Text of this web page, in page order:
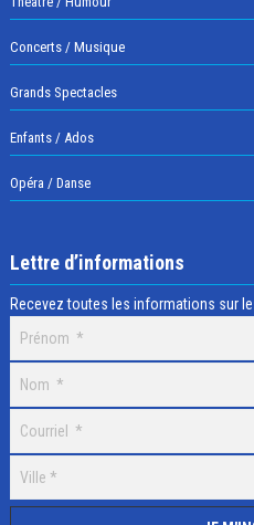
Concerts / Musique
Grands Spectacles
Enfants / Ados
Opéra / Danse
Lettre d’informations
Recevez toutes les informations sur